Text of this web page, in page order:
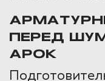
ПЕРЕД
АРОК